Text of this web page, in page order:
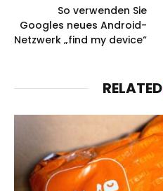
So verwenden Sie
Googles neues Android-
Netzwerk „find my device“
RELATED